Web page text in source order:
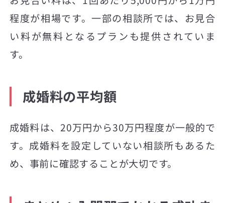
程度が相場です。一部の相談所では、お見合
い料が無料となるプランも提供されていま
す。
成婚料の平均額
成婚料は、20万円から30万円程度が一般的で
す。成婚料を設定していない相談所もあるた
め、事前に確認することが大切です。